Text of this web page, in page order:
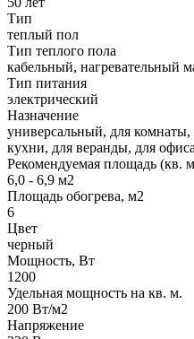
Тип
теплый пол
Тип теплого пола
кабельный, нагревательный
Тип питания
электрический
Назначение
универсальный, для комнаты,
кухни, для веранды, для
Рекомендуемая площадь (кв.
6,0 - 6,9 м2
Площадь обогрева, м2
6
Цвет
черный
Мощность, Вт
1200
Удельная мощность на кв. м.
200 Вт/м2
Напряжение